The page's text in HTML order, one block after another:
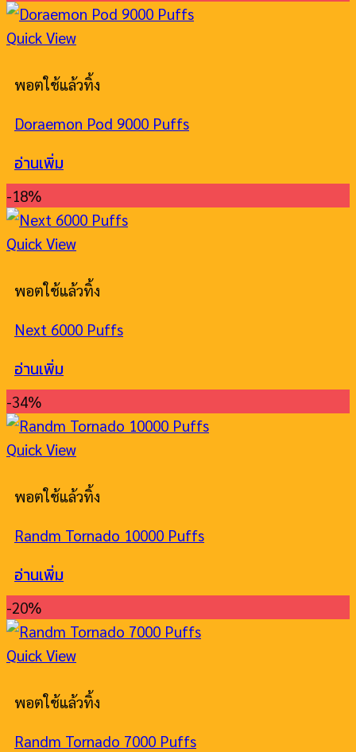
Quick View
พอตใช้แล้วทิ้ง
Doraemon Pod 9000 Puffs
อ่านเพิ่ม
-18%
Quick View
พอตใช้แล้วทิ้ง
Next 6000 Puffs
อ่านเพิ่ม
-34%
Quick View
พอตใช้แล้วทิ้ง
Randm Tornado 10000 Puffs
อ่านเพิ่ม
-20%
Quick View
พอตใช้แล้วทิ้ง
Randm Tornado 7000 Puffs